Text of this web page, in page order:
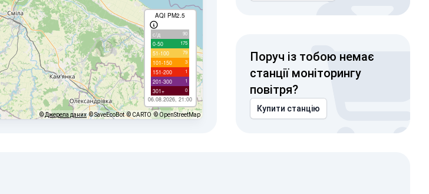
AQI PM2.5
с/д 90
0-50 175
51-100 79
101-150 3
151-200 1
201-300 1
301+ 0
06.08.2026, 21:00
©Джерела даних © SaveEcoBot © CARTO © OpenStreetMap
Поруч із тобою немає
станції моніторингу
повітря?
Купити станцію